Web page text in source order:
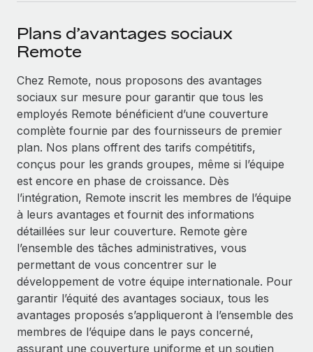
Rationalisez vos processus avec des outils essentiels
SERVICES
Demandez aux experts
Recevez des conseils d’experts sur les RH à
l’international et la conformité
Contrôles d’antécédents
Simplifiez vos processus de présélection des
candidats
Remote Watchtower
Gardez un temps d’avance sur les risques en
matière de conformité
Gestion des appareils
Achetez et suivez vos équipements informatiques
dans le monde entier
Partenaires stratégiques de la tech
Intégrez les RH à l’international de manière flexible
Devenir partenaire
Explorez avec nous vos opportunités de partenariat
Remote Build
Bientôt disponible
Conseil en intégrations et automatisations assistées par
ÉTUDES DE CAS
Comment Weaviate, l'as de l'IA, a développé
ses effectifs de 120 % avec Remote
Weaviate en bref Weaviate crée des infrastructures open
source et AI-first. Sa mission est...
En savoir plus
Événements
Données sur les salaires et les talents
Centre de ressources
Obtenir de l’aide
Voir toutes les ressources
BLOG
Paie multipays
EOR et PEO
Gestion des freelances
Plans d’avantages sociaux
Remote
Chez Remote, nous proposons des avantages
sociaux sur mesure pour garantir que tous les
employés Remote bénéficient d’une couverture
complète fournie par des fournisseurs de premier
plan. Nos plans offrent des tarifs compétitifs,
conçus pour les grands groupes, même si l’équipe
est encore en phase de croissance. Dès
l’intégration, Remote inscrit les membres de l’équipe
à leurs avantages et fournit des informations
détaillées sur leur couverture. Remote gère
l’ensemble des tâches administratives, vous
permettant de vous concentrer sur le
développement de votre équipe internationale. Pour
garantir l’équité des avantages sociaux, tous les
avantages proposés s’appliqueront à l’ensemble des
membres de l’équipe dans le pays concerné,
assurant une couverture uniforme et un soutien